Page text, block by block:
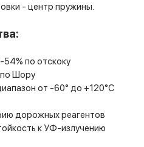
- центр пружины.
54% по отскоку
Шору
от -60° до +120°С
дорожных реагентов
к УФ-излучению